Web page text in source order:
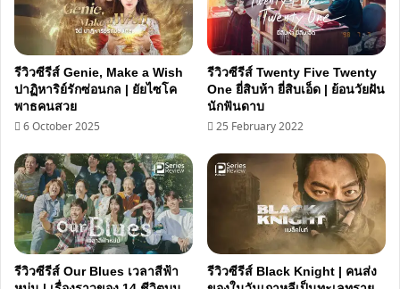
เครื่อง
เคียง
รีวิวซีรีส์ Genie, Make a Wish
ปาฏิหาริย์รักซ่อนกล | ยัยไซโค
พาธคนสวย
6 October 2025
รีวิวซีรีส์ Twenty Five Twenty
One ยี่สิบห้า ยี่สิบเอ็ด | ย้อนวัยฝัน
นักฟันดาบ
25 February 2022
รีวิวซีรีส์ Our Blues เวลาสีฟ้า
รีวิวซีรีส์ Black Knight | คนส่ง